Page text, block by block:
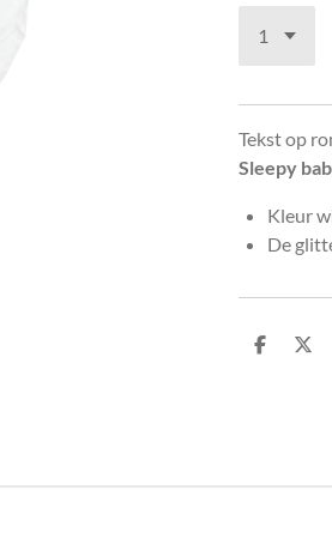
Tekst op
Sleepy
Kleur
De
D
D